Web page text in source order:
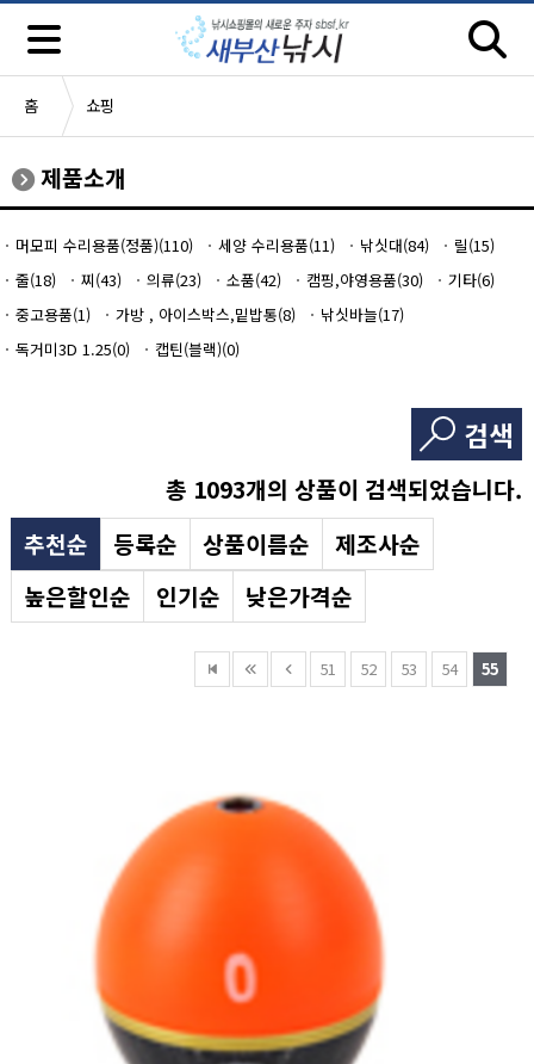
홈 쇼핑
제품소개
머모피 수리용품(정품)(110) 세양 수리용품(11) 낚싯대(84)
릴(15)
줄(18)
찌(43) 의류(23) 소품(42) 캠핑,야영용품(30)
기타(6)
중고용품(1)
가방 , 아이스박스,밑밥통(8)
낚싯바늘(17)
독거미3D 1.25(0)
캡틴(블랙)(0)
검색
총 1093개의 상품이 검색되었습니다.
추천순
등록순 상품이름순
제조사순
높은할인순
인기순 낮은가격순
51 52 53 54 55